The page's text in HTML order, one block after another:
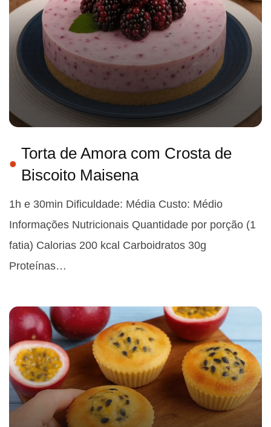
Torta de Amora com Crosta de
Biscoito Maisena
1h e 30min Dificuldade: Média Custo: Médio
Informações Nutricionais Quantidade por porção (1
fatia) Calorias 200 kcal Carboidratos 30g
Proteínas…